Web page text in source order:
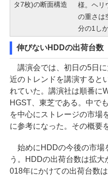
タ7枚)の断面構造
様。ヘリ
の重さは
分の1し
伸びないHDDの出荷台数
講演会では、初日の5日
近のトレンドを講演すると
れていた。講演社は順番に
HGST、東芝である。中で
を中心にストレージの市場
に参考になった。その概要
始めにHDDの今後の市場
う。HDDの出荷台数は拡
018年にかけての出荷台数